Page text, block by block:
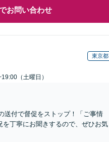
お問い合わせ
東京都
（土曜日）
送付で督促をストップ！「ご事情
丁寧にお聞きするので、ぜひお気